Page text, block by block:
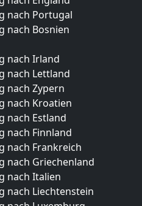
nach Portugal
nach Bosnien
nach Irland
nach Lettland
nach Zypern
nach Kroatien
nach Estland
nach Finnland
nach Frankreich
nach Griechenland
nach Italien
nach Liechtenstein